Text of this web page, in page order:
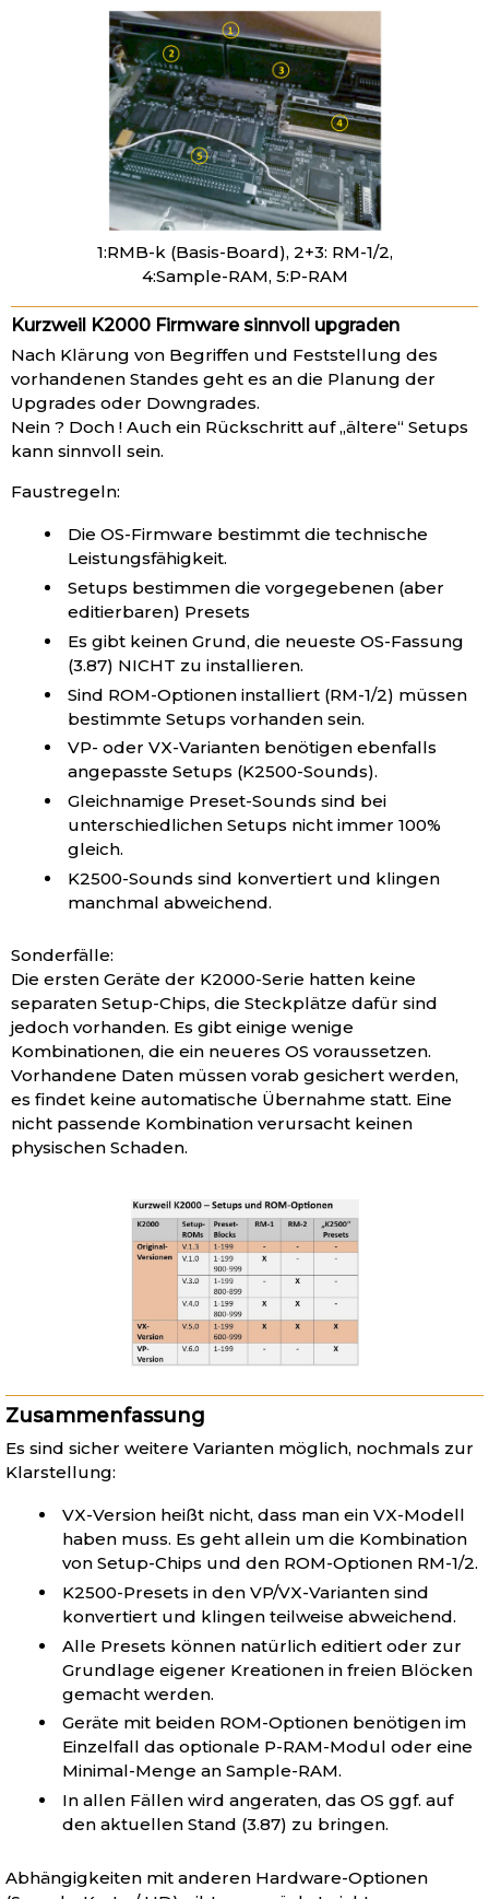
1:RMB-k (Basis-Board), 2+3: RM-1/2,
4:Sample-RAM, 5:P-RAM
Kurzweil K2000 Firmware sinnvoll upgraden
Nach Klärung von Begriffen und Feststellung des
vorhandenen Standes geht es an die Planung der
Upgrades oder Downgrades.
Nein ? Doch ! Auch ein Rückschritt auf „ältere“ Setups
kann sinnvoll sein.
Faustregeln:
Die OS-Firmware bestimmt die technische
Leistungsfähigkeit.
Setups bestimmen die vorgegebenen (aber
editierbaren) Presets
Es gibt keinen Grund, die neueste OS-Fassung
(3.87) NICHT zu installieren.
Sind ROM-Optionen installiert (RM-1/2) müssen
bestimmte Setups vorhanden sein.
VP- oder VX-Varianten benötigen ebenfalls
angepasste Setups (K2500-Sounds).
Gleichnamige Preset-Sounds sind bei
unterschiedlichen Setups nicht immer 100%
gleich.
K2500-Sounds sind konvertiert und klingen
manchmal abweichend.
Sonderfälle:
Die ersten Geräte der K2000-Serie hatten keine
separaten Setup-Chips, die Steckplätze dafür sind
jedoch vorhanden. Es gibt einige wenige
Kombinationen, die ein neueres OS voraussetzen.
Vorhandene Daten müssen vorab gesichert werden,
es findet keine automatische Übernahme statt. Eine
nicht passende Kombination verursacht keinen
physischen Schaden.
Zusammenfassung
Es sind sicher weitere Varianten möglich, nochmals zur
Klarstellung:
VX-Version heißt nicht, dass man ein VX-Modell
haben muss. Es geht allein um die Kombination
von Setup-Chips und den ROM-Optionen RM-1/2.
K2500-Presets in den VP/VX-Varianten sind
konvertiert und klingen teilweise abweichend.
Alle Presets können natürlich editiert oder zur
Grundlage eigener Kreationen in freien Blöcken
gemacht werden.
Geräte mit beiden ROM-Optionen benötigen im
Einzelfall das optionale P-RAM-Modul oder eine
Minimal-Menge an Sample-RAM.
In allen Fällen wird angeraten, das OS ggf. auf
den aktuellen Stand (3.87) zu bringen.
Abhängigkeiten mit anderen Hardware-Optionen